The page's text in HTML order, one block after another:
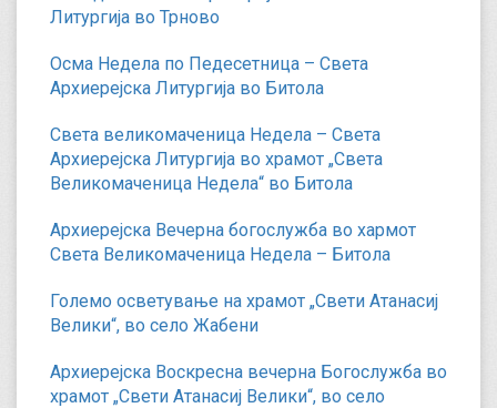
Литургија во Трново
Осма Недела по Педесетница – Света
Архиерејска Литургија во Битола
Света великомаченица Недела – Света
Архиерејска Литургија во храмот „Света
Великомаченица Недела“ во Битола
Архиерејска Вечерна богослужба во хармот
Света Великомаченица Недела – Битола
Големо осветување на храмот „Свети Атанасиј
Велики“, во село Жабени
Архиерејска Воскресна вечерна Богослужба во
храмот „Свети Атанасиј Велики“, во село